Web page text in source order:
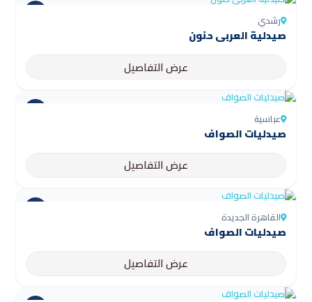
رشدي
صيدلية العربى حنون
عرض التفاصيل
عباسية
صيدليات الصواف
عرض التفاصيل
القاهرة الجديدة
صيدليات الصواف
عرض التفاصيل